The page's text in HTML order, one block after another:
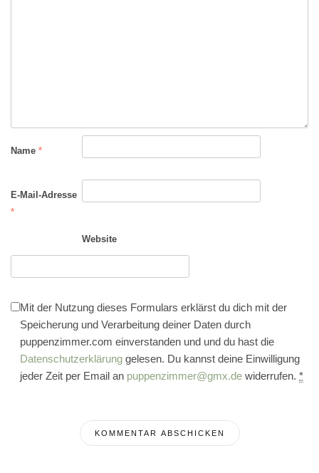
Name *
E-Mail-Adresse
*
Website
Mit der Nutzung dieses Formulars erklärst du dich mit der
Speicherung und Verarbeitung deiner Daten durch
puppenzimmer.com einverstanden und und du hast die
Datenschutzerklärung gelesen. Du kannst deine Einwilligung
jeder Zeit per Email an puppenzimmer@gmx.de widerrufen. *